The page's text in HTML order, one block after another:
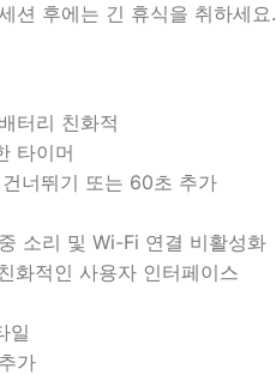
션 후에는 긴 휴식을 취하세요.
터리 친화적
타이머
너뛰기 또는 60초 추가
소리 및 Wi-Fi 연결 비활성화
화적인 사용자 인터페이스
일
가